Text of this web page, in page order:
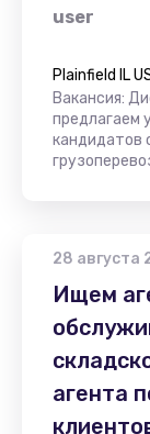
user
Plainfield IL
Вакансия:
предлагаем
кандидатов
28 августа
Ищем
агента